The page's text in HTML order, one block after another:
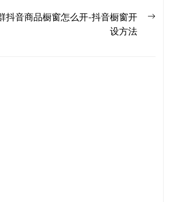
Next
抖音商品橱窗怎么开-抖音橱窗开
设方法